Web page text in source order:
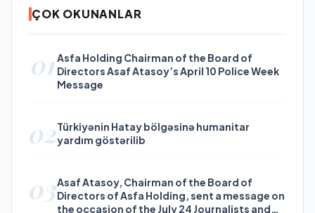
ÇOK OKUNANLAR
01Asfa Holding Chairman of the Board of
Directors Asaf Atasoy’s April 10 Police Week
Message
02Türkiyənin Hatay bölgəsinə humanitar
yardım göstərilib
03Asaf Atasoy, Chairman of the Board of
Directors of Asfa Holding, sent a message on
the occasion of the July 24 Journalists and